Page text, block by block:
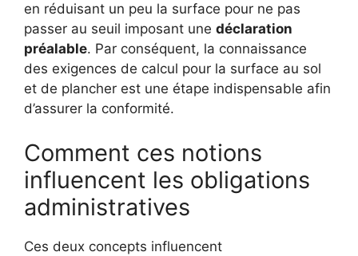
en réduisant un peu la surface pour ne pas
passer au seuil imposant une déclaration
préalable. Par conséquent, la connaissance
des exigences de calcul pour la surface au sol
et de plancher est une étape indispensable afin
d’assurer la conformité.
Comment ces notions
influencent les obligations
administratives
Ces deux concepts influencent